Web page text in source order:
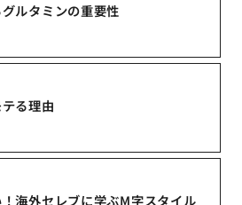
ルタミンの重要性
る理由
海外セレブに学ぶM字スタイル